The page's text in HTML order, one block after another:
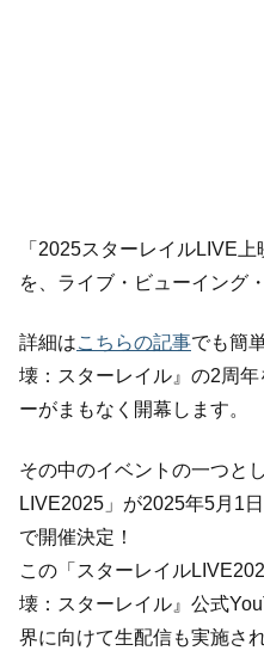
「2025スターレイルLIVE
を、ライブ・ビューイング
詳細はこちらの記事でも簡
壊：スターレイル』の2周
ーがまもなく開幕します。
その中のイベントの一つと
LIVE2025」が2025年5月1
で開催決定！
この「スターレイル
壊：スターレイル』公式
界に向けて生配信も実施され